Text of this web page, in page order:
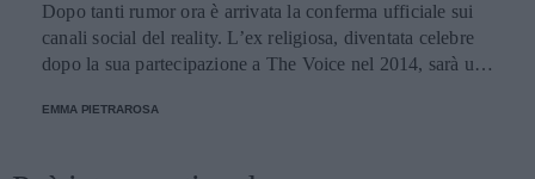
Dopo tanti rumor ora è arrivata la conferma ufficiale sui
canali social del reality. L’ex religiosa, diventata celebre
dopo la sua partecipazione a The Voice nel 2014, sarà una
EMMA PIETRAROSA